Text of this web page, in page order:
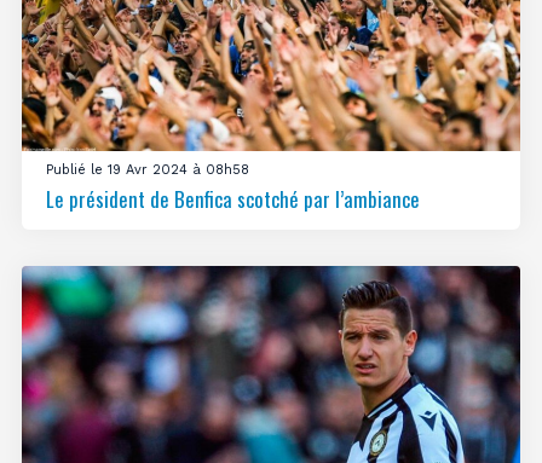
Publié le 19 Avr 2024 à 08h58
Le président de Benfica scotché par l’ambiance